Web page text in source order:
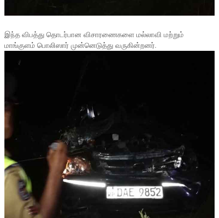
இந்த விபத்து தொடர்பான விசாரணைகளை மல்லாவி மற்றும்
மாங்குளம் பொலிஸார் முன்னெடுத்து வருகின்றனர்.